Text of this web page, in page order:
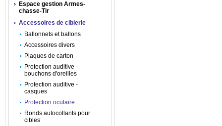
Espace gestion Armes-
chasse-Tir
Accessoires de ciblerie
Ballonnets et ballons
Accessoires divers
Plaques de carton
Protection auditive -
bouchons d'oreilles
Protection auditive -
casques
Protection oculaire
Ronds autocollants pour
cibles